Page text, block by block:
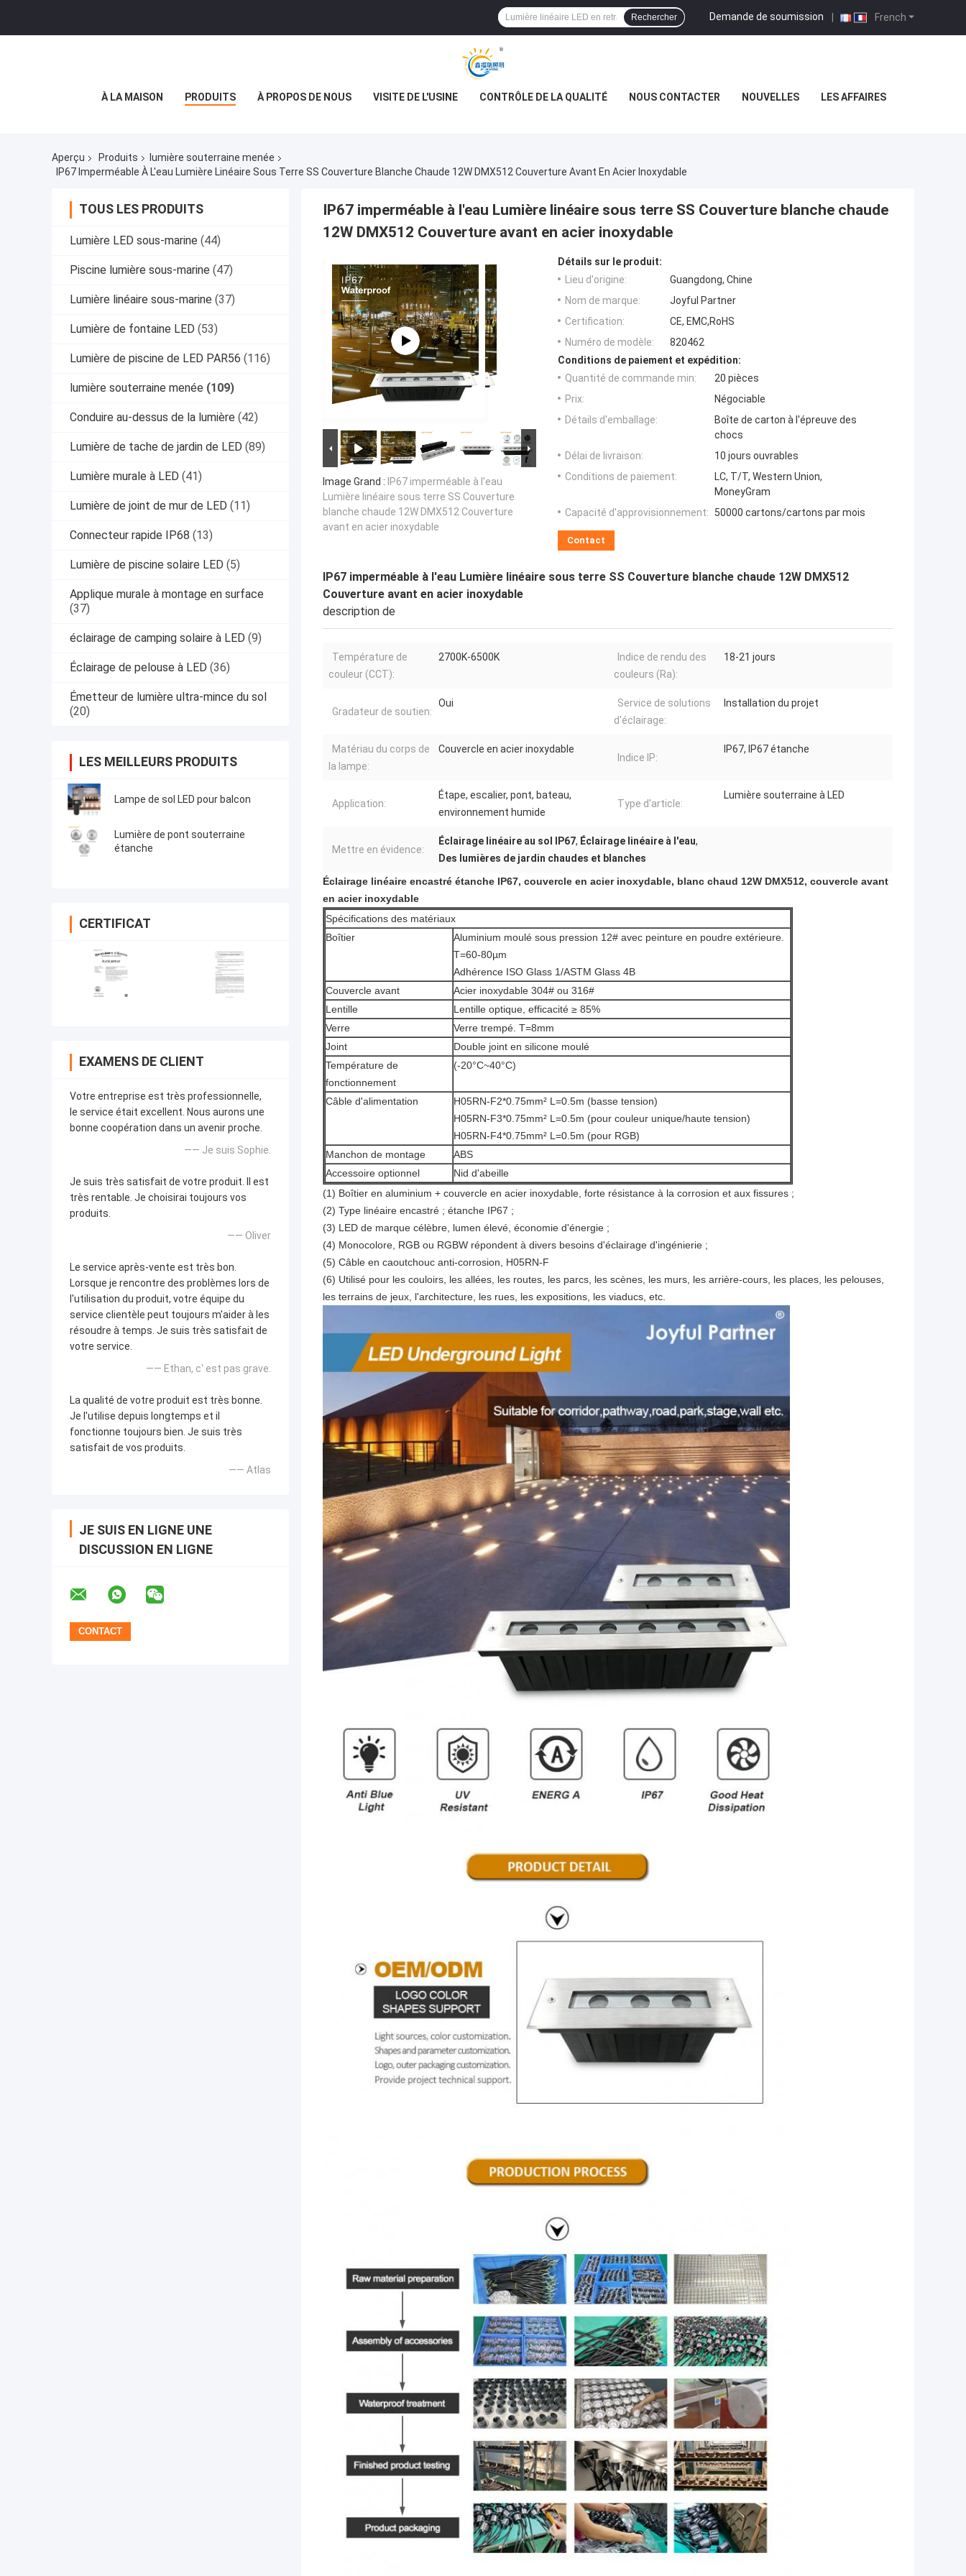
French
Demande de soumission |
Rechercher
À LA MAISON PRODUITS À PROPOS DE NOUS VISITE DE L'USINE CONTRÔLE DE LA QUALITÉ NOUS CONTACTER NOUVELLES LES AFFAIRES
Aperçu Produits
lumière souterraine menée
IP67 Imperméable À L'eau Lumière Linéaire Sous Terre SS Couverture Blanche Chaude 12W DMX512 Couverture Avant En Acier Inoxydable
TOUS LES PRODUITS
Lumière LED sous-marine (44)
Piscine lumière sous-marine (47)
Lumière linéaire sous-marine (37)
Lumière de fontaine LED (53)
Lumière de piscine de LED PAR56 (116)
lumière souterraine menée (109)
Conduire au-dessus de la lumière (42)
Lumière de tache de jardin de LED (89)
Lumière murale à LED (41)
Lumière de joint de mur de LED (11)
Connecteur rapide IP68 (13)
Lumière de piscine solaire LED (5)
Applique murale à montage en surface
(37)
éclairage de camping solaire à LED (9)
Éclairage de pelouse à LED (36)
Émetteur de lumière ultra-mince du sol
(20)
LES MEILLEURS PRODUITS
Lampe de sol LED pour balcon
Lumière de pont souterraine
étanche
CERTIFICAT
EXAMENS DE CLIENT
Votre entreprise est très professionnelle,
le service était excellent. Nous aurons une
bonne coopération dans un avenir proche.
—— Je suis Sophie.
Je suis très satisfait de votre produit. Il est
très rentable. Je choisirai toujours vos
produits.
—— Oliver
Le service après-vente est très bon.
Lorsque je rencontre des problèmes lors de
l'utilisation du produit, votre équipe du
service clientèle peut toujours m'aider à les
résoudre à temps. Je suis très satisfait de
votre service.
—— Ethan, c' est pas grave.
La qualité de votre produit est très bonne.
Je l'utilise depuis longtemps et il
fonctionne toujours bien. Je suis très
satisfait de vos produits.
—— Atlas
JE SUIS EN LIGNE UNE
DISCUSSION EN LIGNE
IP67 imperméable à l'eau Lumière linéaire sous terre SS Couverture blanche chaude
12W DMX512 Couverture avant en acier inoxydable
Image Grand : IP67 imperméable à l'eau
Lumière linéaire sous terre SS Couverture
blanche chaude 12W DMX512 Couverture
avant en acier inoxydable
Détails sur le produit:
Lieu d'origine:
Guangdong, Chine
Nom de marque:
Joyful Partner
Certification:
CE, EMC,RoHS
Numéro de modèle:
820462
Conditions de paiement et expédition:
Quantité de commande min:
20 pièces
Prix:
Négociable
Détails d'emballage:
Boîte de carton à l'épreuve des
chocs
Délai de livraison:
10 jours ouvrables
Conditions de paiement:
LC, T/T, Western Union,
MoneyGram
Capacité d'approvisionnement:
50000 cartons/cartons par mois
Contact
IP67 imperméable à l'eau Lumière linéaire sous terre SS Couverture blanche chaude 12W DMX512
Couverture avant en acier inoxydable
description de
Température de
couleur (CCT):
2700K-6500K
Indice de rendu des
couleurs (Ra):
18-21 jours
Gradateur de soutien:
Oui
Service de solutions
d'éclairage:
Installation du projet
Matériau du corps de
la lampe:
Couvercle en acier inoxydable
Indice IP:
IP67, IP67 étanche
Application:
Étape, escalier, pont, bateau,
environnement humide
Type d'article:
Lumière souterraine à LED
Mettre en évidence:
Éclairage linéaire au sol IP67, Éclairage linéaire à l'eau,
Des lumières de jardin chaudes et blanches
Éclairage linéaire encastré étanche IP67, couvercle en acier inoxydable, blanc chaud 12W DMX512, couvercle avant
en acier inoxydable
Spécifications des matériaux
Boîtier
Aluminium moulé sous pression 12# avec peinture en poudre extérieure.
T=60-80µm
Adhérence ISO Glass 1/ASTM Glass 4B
Couvercle avant
Acier inoxydable 304# ou 316#
Lentille
Lentille optique, efficacité ≥ 85%
Verre
Verre trempé. T=8mm
Joint
Double joint en silicone moulé
Température de
fonctionnement
(-20°C~40°C)
Câble d'alimentation
H05RN-F2*0.75mm² L=0.5m (basse tension)
H05RN-F3*0.75mm² L=0.5m (pour couleur unique/haute tension)
H05RN-F4*0.75mm² L=0.5m (pour RGB)
Manchon de montage
ABS
Accessoire optionnel
Nid d'abeille
(1) Boîtier en aluminium + couvercle en acier inoxydable, forte résistance à la corrosion et aux fissures ;
(2) Type linéaire encastré ; étanche IP67 ;
(3) LED de marque célèbre, lumen élevé, économie d'énergie ;
(4) Monocolore, RGB ou RGBW répondent à divers besoins d'éclairage d'ingénierie ;
(5) Câble en caoutchouc anti-corrosion, H05RN-F
(6) Utilisé pour les couloirs, les allées, les routes, les parcs, les scènes, les murs, les arrière-cours, les places, les pelouses,
les terrains de jeux, l'architecture, les rues, les expositions, les viaducs, etc.